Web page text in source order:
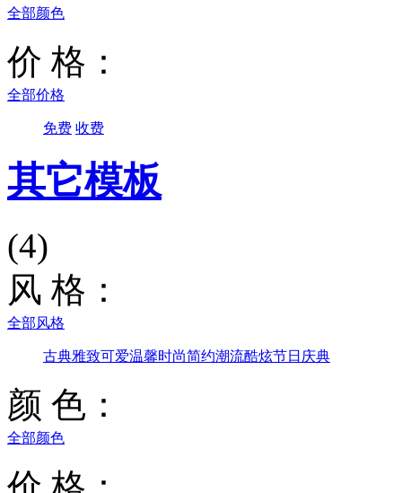
全部颜色
价 格：
全部价格
免费 收费
其它模板
(4)
风 格：
全部风格
古典雅致可爱温馨时尚简约潮流酷炫节日庆典
颜 色：
全部颜色